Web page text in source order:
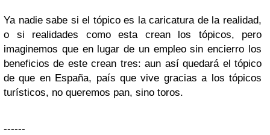
Ya nadie sabe si el tópico es la caricatura de la realidad,
o si realidades como esta crean los tópicos, pero
imaginemos que en lugar de un empleo sin encierro los
beneficios de este crean tres: aun así quedará el tópico
de que en España, país que vive gracias a los tópicos
turísticos, no queremos pan, sino toros.
------